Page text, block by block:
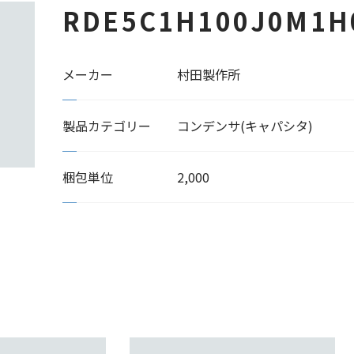
メーカー 村田製作所
製品カテゴリー コンデンサ(キャパシタ)
梱包単位 2,000